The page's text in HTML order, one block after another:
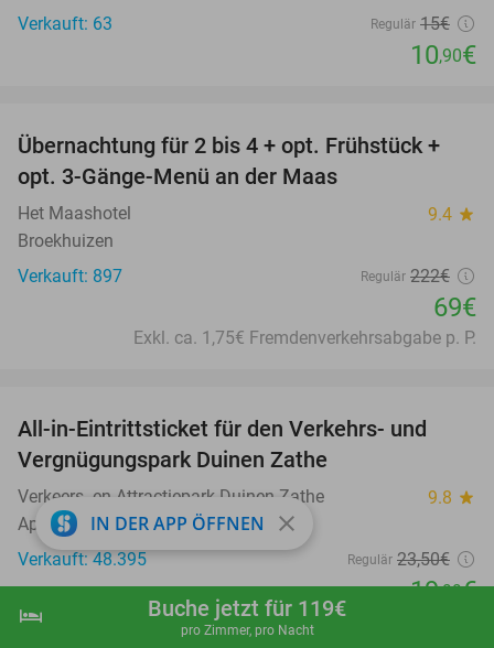
shopping_cart Jetzt buchen
hotel Buche jetzt für 119€
pro Zimmer, pro Nacht
Verkauft: 63
Regulär 15€
10,90€
69%
Übernachtung für 2 bis 4 + opt. Frühstück +
opt. 3-Gänge-Menü an der Maas
Het Maashotel 9.4 star
Broekhuizen
Verkauft: 897
Regulär 222€
69€
Exkl. ca. 1,75€ Fremdenverkehrsabgabe p. P.
All-in-Eintrittsticket für den Verkehrs- und
Vergnügungspark Duinen Zathe
Verkeers- en Attractiepark Duinen Zathe 9.8 star
Appelscha
Verkauft: 48.395
Regulär 23,50€
19,99€
IN DER APP ÖFFNEN close